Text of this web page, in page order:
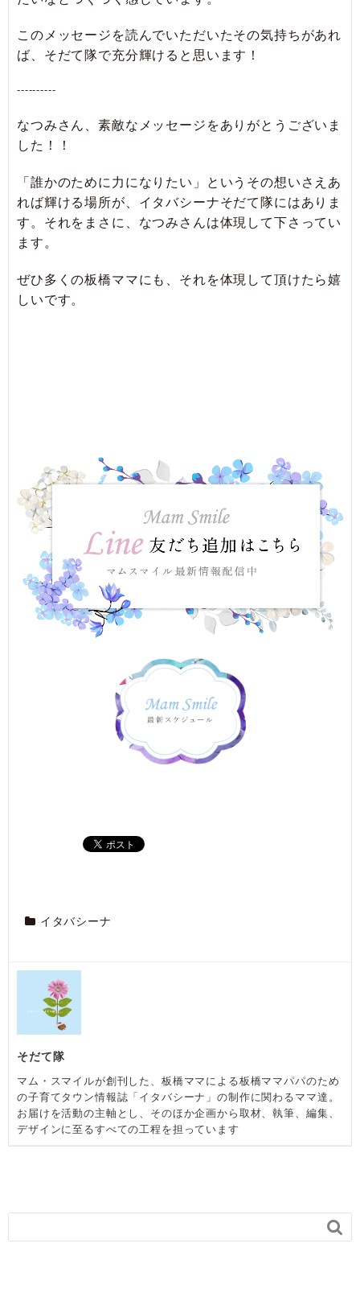
このメッセージを読んでいただいたその気持ちがあれ
ば、そだて隊で充分輝けると思います！
----------
なつみさん、素敵なメッセージをありがとうございま
した！！
「誰かのために力になりたい」というその想いさえあ
れば輝ける場所が、イタバシーナそだて隊にはありま
す。それをまさに、なつみさんは体現して下さってい
ます。
ぜひ多くの板橋ママにも、それを体現して頂けたら嬉
しいです。
イタバシーナ
そだて隊
マム・スマイルが創刊した、板橋ママによる板橋ママパパのため
の子育てタウン情報誌「イタバシーナ」の制作に関わるママ達。
お届けを活動の主軸とし、そのほか企画から取材、執筆、編集、
デザインに至るすべての工程を担っています
